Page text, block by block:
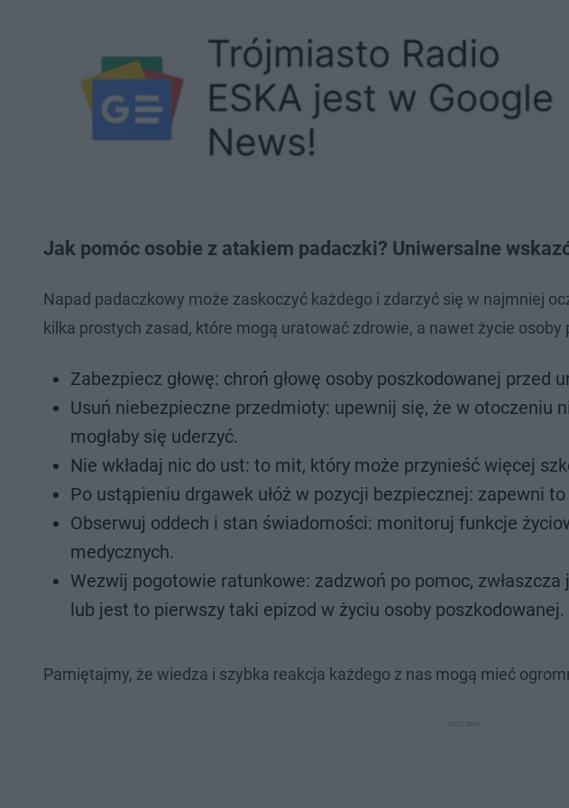
Jak pomóc osobie z atakiem padaczki? Uniwersalne
Napad padaczkowy może zaskoczyć każdego i zdarzyć się w najmniej
kilka prostych zasad, które mogą uratować zdrowie, a nawet życie
Zabezpiecz głowę: chroń głowę osoby poszkodowanej przed
Usuń niebezpieczne przedmioty: upewnij się, że w otoczeniu
mogłaby się uderzyć.
Nie wkładaj nic do ust: to mit, który może przynieść więcej
Po ustąpieniu drgawek ułóż w pozycji bezpiecznej: zapewni
Obserwuj oddech i stan świadomości: monitoruj funkcje
medycznych.
Wezwij pogotowie ratunkowe: zadzwoń po pomoc,
lub jest to pierwszy taki epizod w życiu osoby poszkodowanej.
Pamiętajmy, że wiedza i szybka reakcja każdego z nas mogą mieć